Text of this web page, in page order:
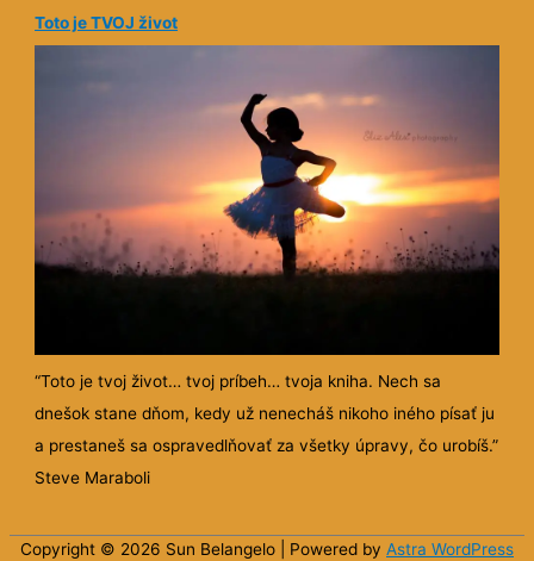
Toto je TVOJ život
“Toto je tvoj život… tvoj príbeh… tvoja kniha. Nech sa
dnešok stane dňom, kedy už nenecháš nikoho iného písať ju
a prestaneš sa ospravedlňovať za všetky úpravy, čo urobíš.”
Steve Maraboli
Copyright © 2026 Sun Belangelo | Powered by Astra WordPress